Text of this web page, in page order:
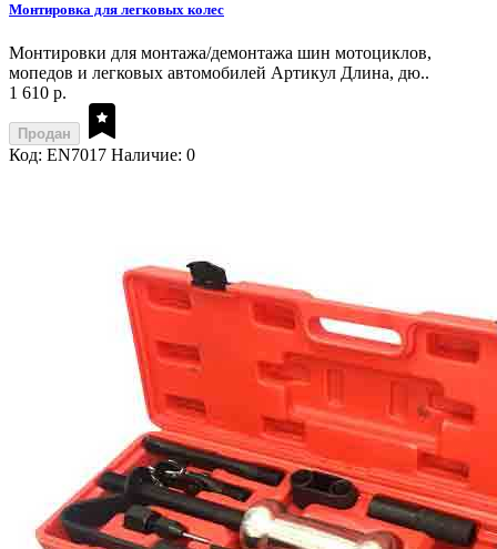
Монтировка для легковых колес
Монтировки для монтажа/демонтажа шин мотоциклов,
мопедов и легковых автомобилей Артикул Длина, дю..
1 610 р.
Продан
Код: EN7017 Наличие: 0